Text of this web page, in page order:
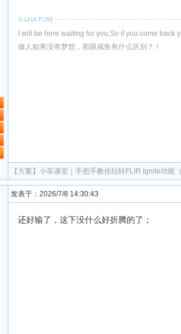
I will be here waiting for you,So if you come back
做人如果没有梦想，那跟咸鱼有什么区别？！
【方案】 小菲课堂｜手把手教你玩转FLIR Ignite功能
发表于：2026/7/8 14:30:43
还好输了，这下没什么好折腾的了；